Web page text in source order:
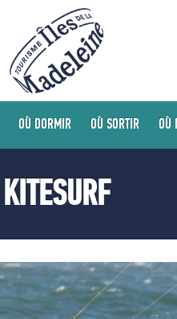
OÙ DORMIR OÙ SORTIR OÙ
KITESURF